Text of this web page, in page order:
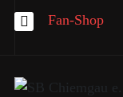
Fan-Shop